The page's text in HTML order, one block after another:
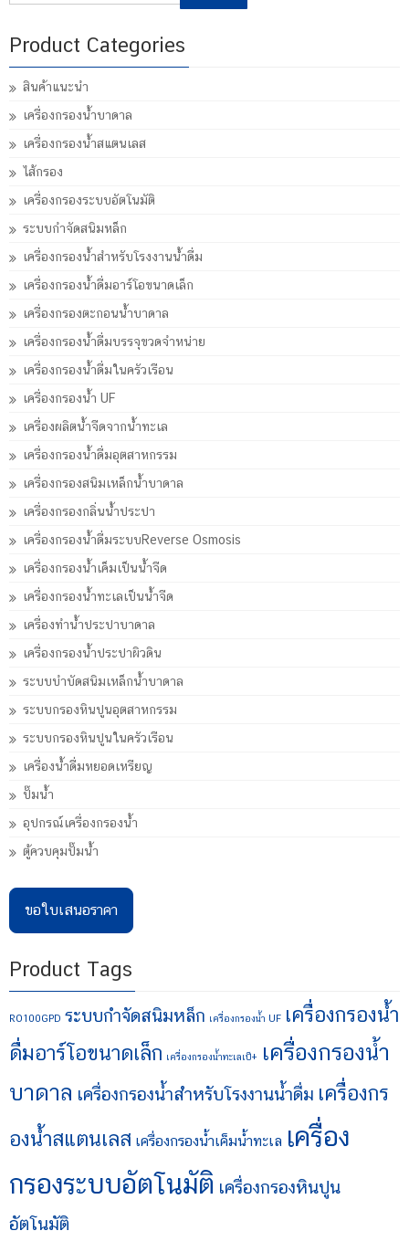
Product Categories
สินค้าแนะนำ
เครื่องกรองน้ำบาดาล
เครื่องกรองน้ำสแตนเลส
ไส้กรอง
เครื่องกรองระบบอัตโนมัติ
ระบบกำจัดสนิมหล็ก
เครื่องกรองน้ำสำหรับโรงงานน้ำดื่ม
เครื่องกรองน้ำดื่มอาร์โอขนาดเล็ก
เครื่องกรองตะกอนน้ำบาดาล
เครื่องกรองน้ำดื่มบรรจุขวดจำหน่าย
เครื่องกรองน้ำดื่มในครัวเรือน
เครื่องกรองน้ำ UF
เครื่องผลิตน้ำจืดจากน้ำทะเล
เครื่องกรองน้ำดื่มอุตสาหกรรม
เครื่องกรองสนิมเหล็กน้ำบาดาล
เครื่องกรองกลิ่นน้ำประปา
เครื่องกรองน้ำดื่มระบบReverse Osmosis
เครื่องกรองน้ำเค็มเป็นน้ำจืด
เครื่องกรองน้ำทะเลเป็นน้ำจืด
เครื่องทำน้ำประปาบาดาล
เครื่องกรองน้ำประปาผิวดิน
ระบบบำบัดสนิมเหล็กน้ำบาดาล
ระบบกรองหินปูนอุตสาหกรรม
ระบบกรองหินปูนในครัวเรือน
เครื่องน้ำดื่มหยอดเหรียญ
ปั๊มน้ำ
อุปกรณ์เครื่องกรองน้ำ
ตู้ควบคุมปั๊มน้ำ
ขอใบเสนอราคา
Product Tags
RO100GPD ระบบกำจัดสนิมหล็ก เครื่องกรองน้ำ UF เครื่องกรองน้ำ
ดื่มอาร์โอขนาดเล็ก เครื่องกรองน้ำทะเลเป็+
เครื่องกรองน้ำ
บาดาล เครื่องกรองน้ำสำหรับโรงงานน้ำดื่ม เครื่องกร
องน้ำสแตนเลส เครื่องกรองน้ำเค็มน้ำทะเล เครื่อง
กรองระบบอัตโนมัติ เครื่องกรองหินปูน
อัตโนมัติ